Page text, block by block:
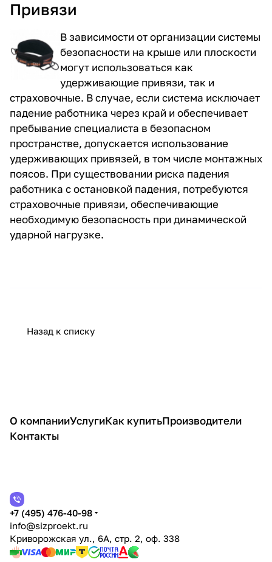
Привязи
В зависимости от организации системы
безопасности на крыше или плоскости
могут использоваться как
удерживающие привязи, так и
страховочные. В случае, если система исключает
падение работника через край и обеспечивает
пребывание специалиста в безопасном
пространстве, допускается использование
удерживающих привязей, в том числе монтажных
поясов. При существовании риска падения
работника с остановкой падения, потребуются
страховочные привязи, обеспечивающие
необходимую безопасность при динамической
ударной нагрузке.
Назад к списку
О компанииУслугиКак купитьПроизводители
Контакты
+7 (495) 476-40-98
info@sizproekt.ru
Криворожская ул., 6А, стр. 2, оф. 338